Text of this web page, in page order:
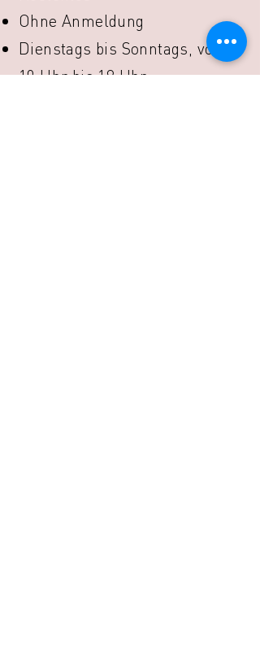
Ohne Anmeldung
Dienstags bis Sonntags, von
10 Uhr bis 18 Uhr